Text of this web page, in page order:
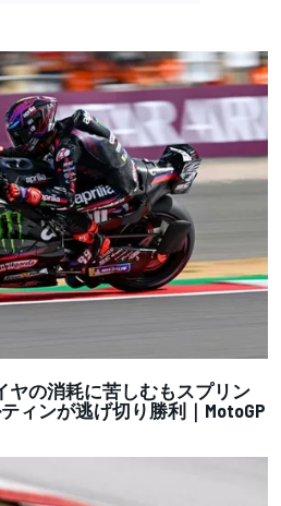
ヤの消耗に苦しむもスプリン
ィンが逃げ切り勝利｜MotoGP